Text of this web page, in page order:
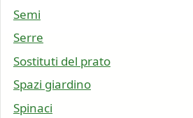
Semi
Serre
Sostituti del prato
Spazi giardino
Spinaci